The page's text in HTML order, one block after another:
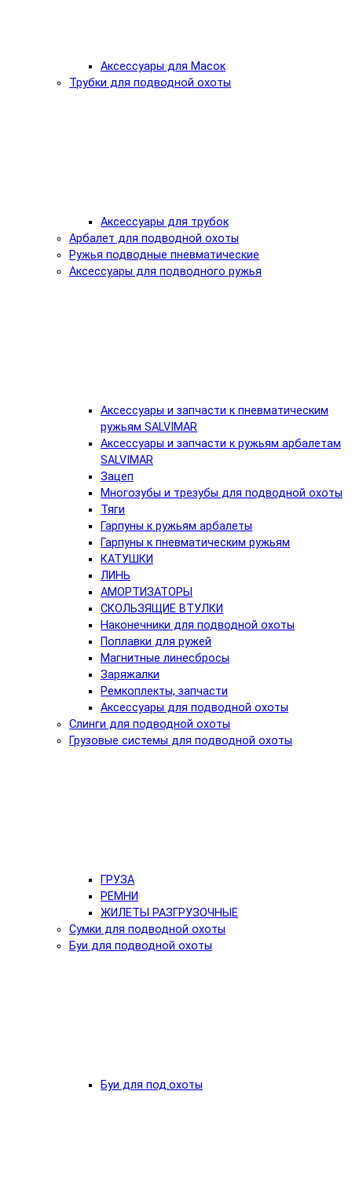
Аксессуары для Масок
Трубки для подводной охоты
Аксессуары для трубок
Арбалет для подводной охоты
Ружья подводные пневматические
Аксессуары для подводного ружья
Аксессуары и запчасти к пневматическим
ружьям SALVIMAR
Аксессуары и запчасти к ружьям арбалетам
SALVIMAR
Зацеп
Многозубы и трезубы для подводной охоты
Тяги
Гарпуны к ружьям арбалеты
Гарпуны к пневматическим ружьям
КАТУШКИ
ЛИНЬ
АМОРТИЗАТОРЫ
СКОЛЬЗЯЩИЕ ВТУЛКИ
Наконечники для подводной охоты
Поплавки для ружей
Магнитные линесбросы
Заряжалки
Ремкоплекты, запчасти
Аксессуары для подводной охоты
Слинги для подводной охоты
Грузовые системы для подводной охоты
ГРУЗА
РЕМНИ
ЖИЛЕТЫ РАЗГРУЗОЧНЫЕ
Сумки для подводной охоты
Буи для подводной охоты
Буи для под.охоты